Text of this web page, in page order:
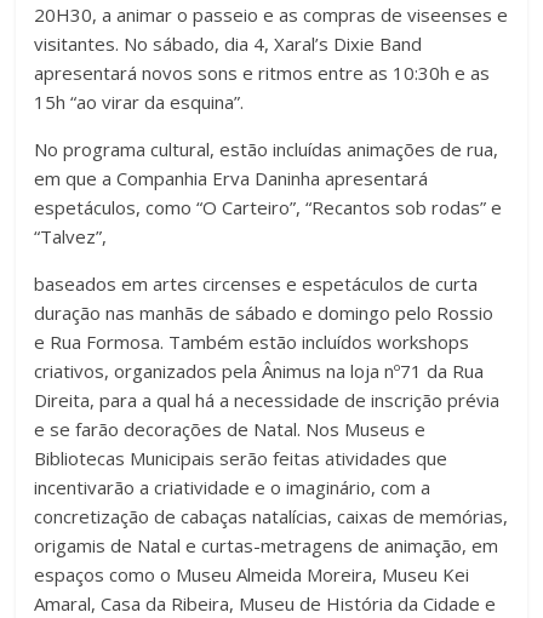
20H30, a animar o passeio e as compras de viseenses e
visitantes. No sábado, dia 4, Xaral’s Dixie Band
apresentará novos sons e ritmos entre as 10:30h e as
15h “ao virar da esquina”.
No programa cultural, estão incluídas animações de rua,
em que a Companhia Erva Daninha apresentará
espetáculos, como “O Carteiro”, “Recantos sob rodas” e
“Talvez”,
baseados em artes circenses e espetáculos de curta
duração nas manhãs de sábado e domingo pelo Rossio
e Rua Formosa. Também estão incluídos workshops
criativos, organizados pela Ânimus na loja nº71 da Rua
Direita, para a qual há a necessidade de inscrição prévia
e se farão decorações de Natal. Nos Museus e
Bibliotecas Municipais serão feitas atividades que
incentivarão a criatividade e o imaginário, com a
concretização de cabaças natalícias, caixas de memórias,
origamis de Natal e curtas-metragens de animação, em
espaços como o Museu Almeida Moreira, Museu Kei
Amaral, Casa da Ribeira, Museu de História da Cidade e